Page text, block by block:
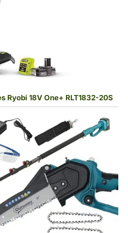
Ryobi 18V One+ RLT1832-20S